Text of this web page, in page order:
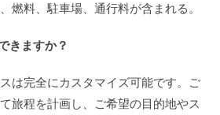
燃料、駐車場、通行料が含まれる。
きますか？
は完全にカスタマイズ可能です。ご
旅程を計画し、ご希望の目的地やス